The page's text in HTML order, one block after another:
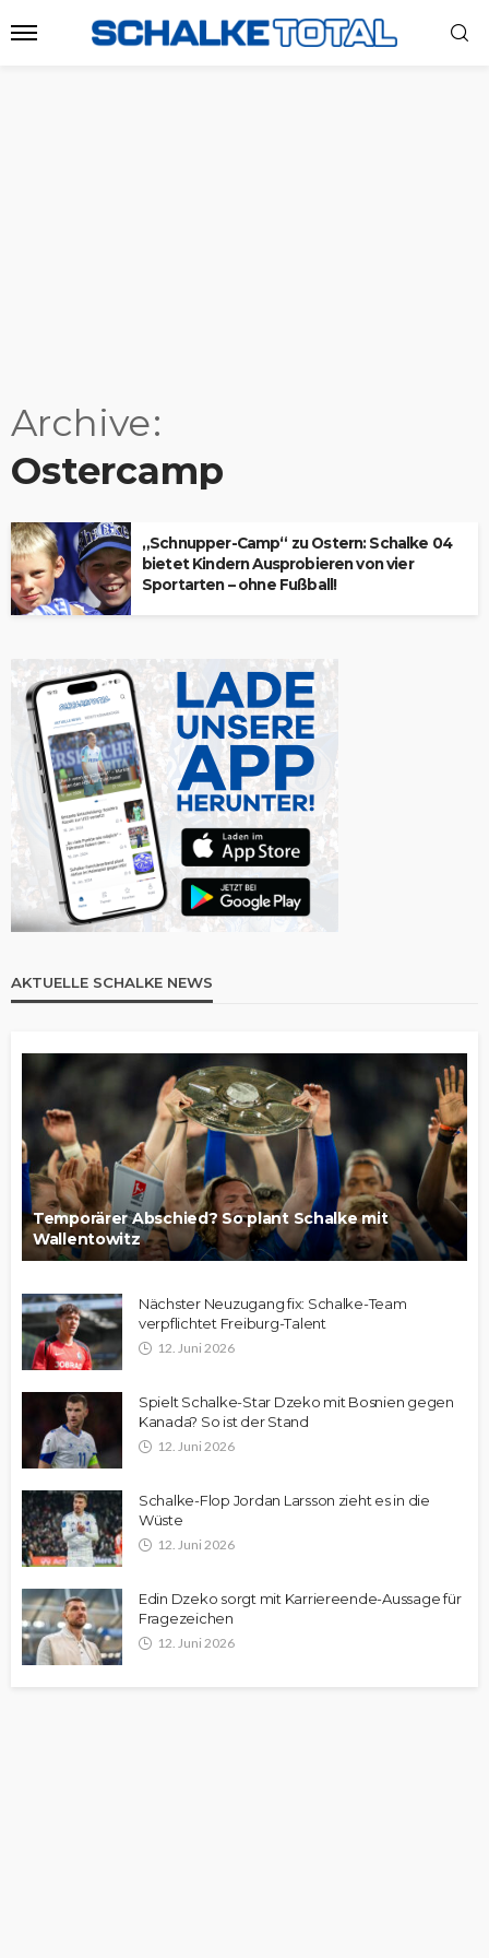
Archive
Ostercamp
„Schnupper-Camp“ zu Ostern: Schalke 04
bietet Kindern Ausprobieren von vier
Sportarten – ohne Fußball!
AKTUELLE SCHALKE NEWS
Temporärer Abschied? So plant Schalke mit
Wallentowitz
Nächster Neuzugang fix: Schalke-Team
verpflichtet Freiburg-Talent
12. Juni 2026
Spielt Schalke-Star Dzeko mit Bosnien gegen
Kanada? So ist der Stand
12. Juni 2026
Schalke-Flop Jordan Larsson zieht es in die
Wüste
12. Juni 2026
Edin Dzeko sorgt mit Karriereende-Aussage für
Fragezeichen
12. Juni 2026